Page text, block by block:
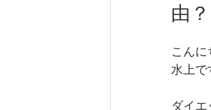
Conditioning＆
トレーナー（
由？
こん
水上で
ダイ